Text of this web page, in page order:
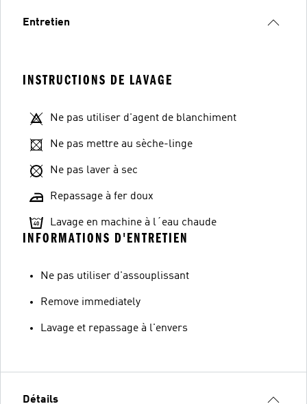
Entretien
INSTRUCTIONS DE LAVAGE
Ne pas utiliser d'agent de blanchiment
Ne pas mettre au sèche-linge
Ne pas laver à sec
Repassage à fer doux
Lavage en machine à l´eau chaude
INFORMATIONS D'ENTRETIEN
Ne pas utiliser d'assouplissant
Remove immediately
Lavage et repassage à l'envers
Détails